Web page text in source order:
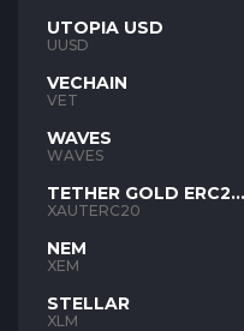
UTOPIA USD
UUSD
VECHAIN
VET
WAVES
WAVES
TETHER GOLD ERC20
XAUT
XAUTERC20
NEM
XEM
STELLAR
XLM